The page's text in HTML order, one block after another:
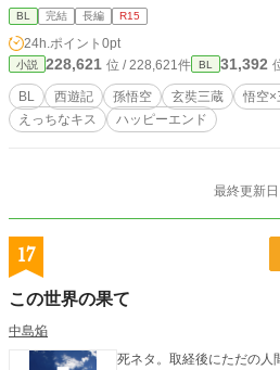
容は一、二章読んでなくても大丈夫で
ています。https://
BL 完結 長編 R15
24h.ポイント 0pt
小説 228,621 位 / 228,621件 BL 31,392
BL 西遊記 孫悟空 玄奘三蔵 悟空×
えっちなキス
ハッピーエンド
最終更新
17
この世界の果て
中島焔
死ネタ。取経後にただの人